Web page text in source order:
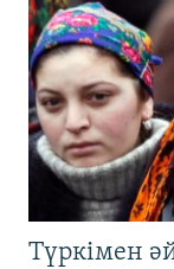
Түркімен